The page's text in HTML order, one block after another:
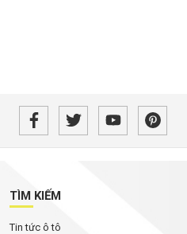
TÌM KIẾM
Tin tức ô tô